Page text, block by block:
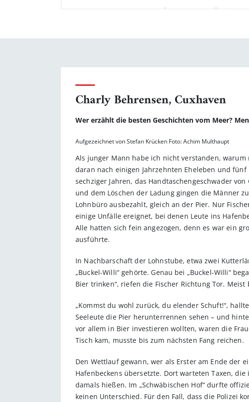
Charly Behrensen, Cuxhaven
Wer erzählt die besten Geschichten vom Meer?
Aufgezeichnet von Stefan Krücken Foto: Achim Multhaupt
Als junger Mann habe ich nicht verstanden,
daran nach einigen Jahrzehnten Eheleben und
sechziger Jahren, das Handtaschengeschwader
und dem Löschen der Ladung gingen die Männer
Lohnbüro ausbezahlt, gleich an der Pier. Nur
einige Unfälle ereignet, bei denen Leute ins
Alle hatten sich fein angezogen, denn es war ein
ausführte.
In Nachbarschaft der Lohnstube, etwa zwei
„Buckel-Willi“ gehörte. Genau bei „Buckel-Willi“
Bier trinken“, riefen die Fischer Richtung Tor.
„Kommst du wohl zurück, du elender Schuft!“,
Seeleute die Pier herunterrennen sehen – und
vor allem in Bier investieren wollten, waren die
Tisch kam, musste bis zum nächsten Fang reichen.
Den Wettlauf gewann, wer als Erster am Ende der
Hafenbeckens übersetzte. Dort warteten Taxen, die
damals hießen. Im „Schwäbischen Hof“ durfte
keinen Unterschied. Für den Fall, dass die Polizei